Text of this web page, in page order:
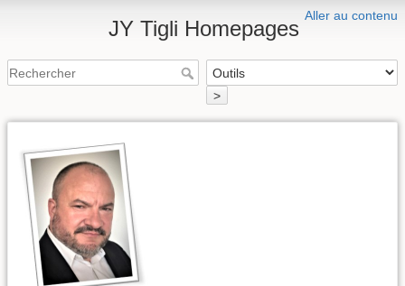
Aller au contenu
JY Tigli Homepages
>